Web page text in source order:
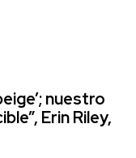
nuestro
Erin Riley,